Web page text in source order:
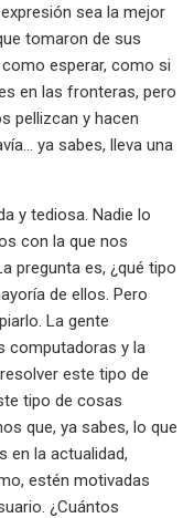
sea la mejor
tomaron de sus
esperar, como si
en las fronteras, pero
pellizcan y hacen
ya sabes, lleva una
y tediosa. Nadie lo
con la que nos
pregunta es, ¿qué tipo
de ellos. Pero
La gente
computadoras y la
este tipo de
tipo de cosas
que, ya sabes, lo que
en la actualidad,
estén motivadas
¿Cuántos